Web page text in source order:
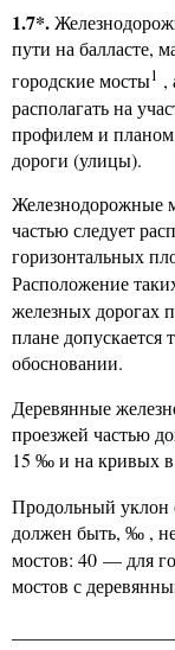
1.7*.
пути на балласте,
городские мосты1 ,
располагать на
профилем и
дороги (улицы).
Железнодорожные
частью следует
горизонтальных
Расположение
железных дорогах
плане допускается
обосновании.
Деревянные
проезжей частью
15 ‰ и на кривых
Продольный уклон
должен быть, ‰ ,
мостов: 40 — для
мостов с